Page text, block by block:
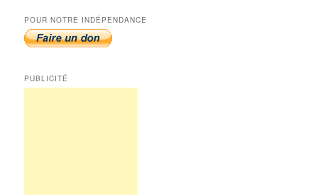
POUR NOTRE INDÉPENDANCE
PUBLICITÉ